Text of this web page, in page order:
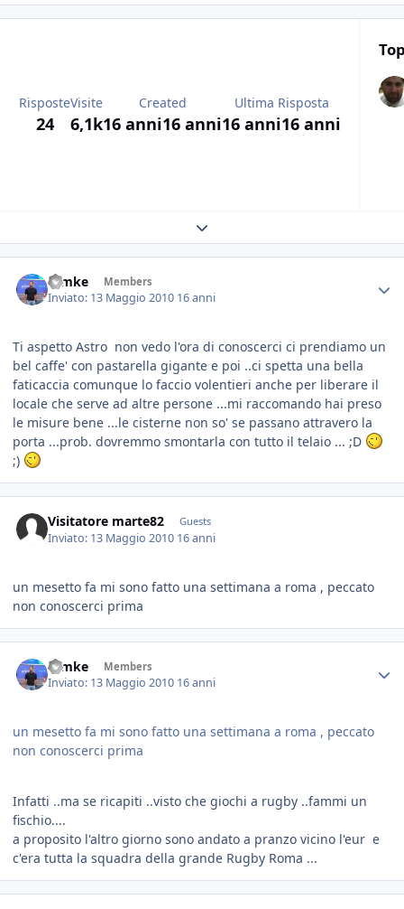
Risposte
24
Visite
6,1k
Created
16 anni16 anni
Ultima Risposta
16 anni16 anni
Expand topic overview
ramke Members
Inviato: 13 Maggio 2010 16 anni
Ti aspetto Astro non vedo l'ora di conoscerci ci prendiamo un
bel caffe' con pastarella gigante e poi ..ci spetta una bella
faticaccia comunque lo faccio volentieri anche per liberare il
locale che serve ad altre persone ...mi raccomando hai preso
le misure bene ...le cisterne non so' se passano attravero la
porta ...prob. dovremmo smontarla con tutto il telaio ... ;D
;)
Visitatore marte82 Guests
Inviato: 13 Maggio 2010 16 anni
un mesetto fa mi sono fatto una settimana a roma , peccato
non conoscerci prima
ramke Members
Inviato: 13 Maggio 2010 16 anni
un mesetto fa mi sono fatto una settimana a roma , peccato
non conoscerci prima
Infatti ..ma se ricapiti ..visto che giochi a rugby ..fammi un
fischio....
a proposito l'altro giorno sono andato a pranzo vicino l'eur e
c'era tutta la squadra della grande Rugby Roma ...